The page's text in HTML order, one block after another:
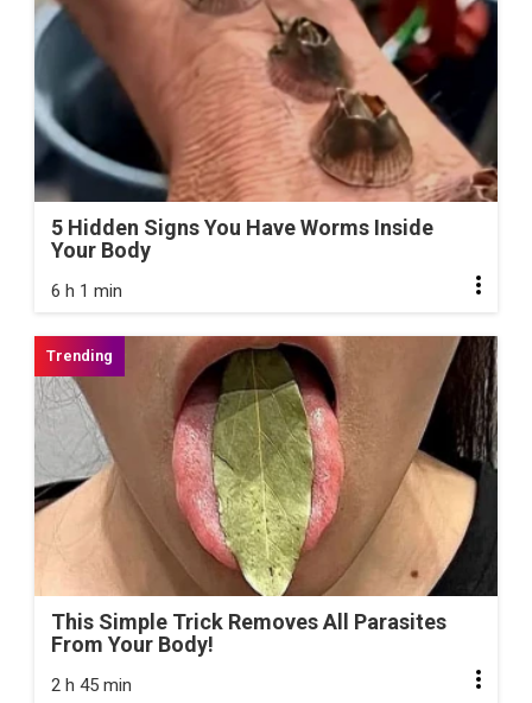
5 Hidden Signs You Have Worms Inside
Your Body
6 h 1 min
This Simple Trick Removes All Parasites
From Your Body!
2 h 45 min